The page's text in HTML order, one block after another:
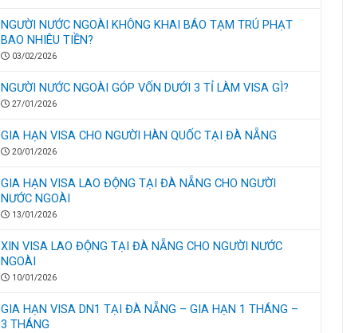
NGƯỜI NƯỚC NGOÀI KHÔNG KHAI BÁO TẠM TRÚ PHẠT
BAO NHIÊU TIỀN?
03/02/2026
NGƯỜI NƯỚC NGOÀI GÓP VỐN DƯỚI 3 TỈ LÀM VISA GÌ?
27/01/2026
GIA HẠN VISA CHO NGƯỜI HÀN QUỐC TẠI ĐÀ NẴNG
20/01/2026
GIA HẠN VISA LAO ĐỘNG TẠI ĐÀ NẴNG CHO NGƯỜI
NƯỚC NGOÀI
13/01/2026
XIN VISA LAO ĐỘNG TẠI ĐÀ NẴNG CHO NGƯỜI NƯỚC
NGOÀI
10/01/2026
GIA HẠN VISA DN1 TẠI ĐÀ NẴNG – GIA HẠN 1 THÁNG –
3 THÁNG